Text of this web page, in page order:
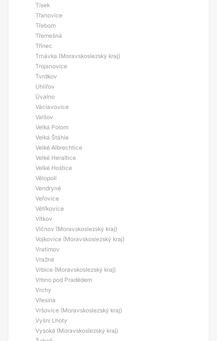
Tísek
Třanovice
Třebom
Třemešná
Třinec
Trnávka (Moravskoslezský kraj)
Trojanovice
Tvrdkov
Uhlířov
Úvalno
Václavovice
Valšov
Velká Polom
Velká Štáhle
Velké Albrechtice
Velké Heraltice
Velké Hoštice
Vělopolí
Vendryně
Veřovice
Větřkovice
Vítkov
Vlčnov (Moravskoslezský kraj)
Vojkovice (Moravskoslezský kraj)
Vratimov
Vražné
Vrbice (Moravskoslezský kraj)
Vrbno pod Pradědem
Vrchy
Vřesina
Vršovice (Moravskoslezský kraj)
Vyšní Lhoty
Vysoká (Moravskoslezský kraj)